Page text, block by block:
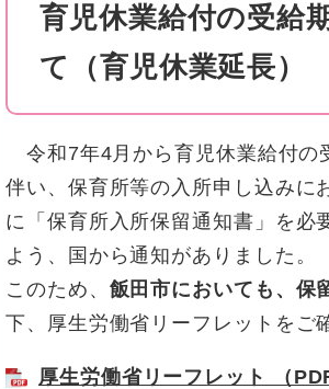
育児休業給付の受給
て（育児休業延長）
令和7年4月から育児休業給付の
伴い、保育所等の入所申し込みに
に「保育所入所保留通知書」を必
よう、国から通知がありました。
このため、 飯田市においても、保
下、厚生労働省リーフレットをご
厚生労働省リーフレット （